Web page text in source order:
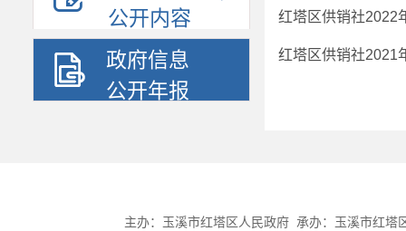
公开内容
政府信息
公开年报
红塔区供销社2022
红塔区供销社2021
主办：玉溪市红塔区人民政府 承办：玉溪市红